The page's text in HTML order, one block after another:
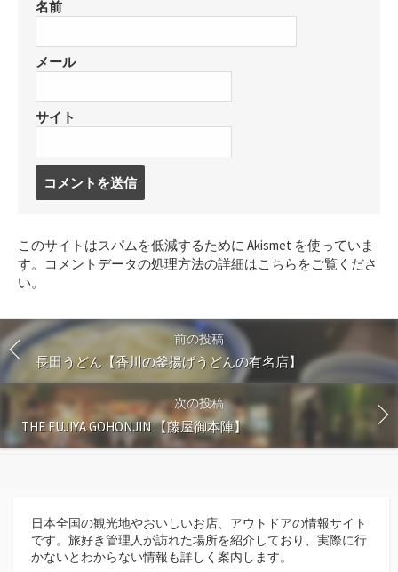
名前
メール
サイト
す
る
このサイトはスパムを低減するために Akismet を使っていま
す。
コメントデータの処理方法の詳細はこちらをご覧くださ
い。
前の投稿
長田うどん【香川の釜揚げうどんの有名店】
次の投稿
THE FUJIYA GOHONJIN 【藤屋御本陣】
日本全国の観光地やおいしいお店、アウトドアの情報サイト
です。旅好き管理人が訪れた場所を紹介しており、実際に行
かないとわからない情報も詳しく案内します。